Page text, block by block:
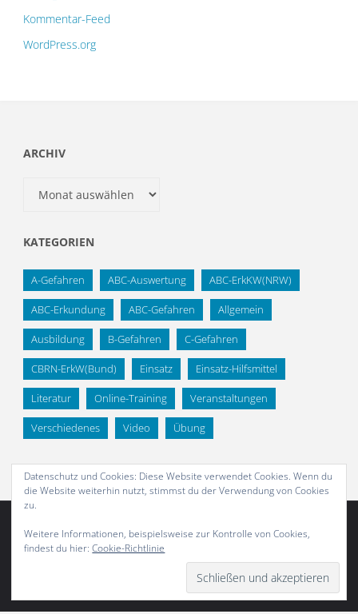
Kommentar-Feed
WordPress.org
ARCHIV
KATEGORIEN
A-Gefahren ABC-Auswertung ABC-ErkKW(NRW)
ABC-Erkundung ABC-Gefahren Allgemein
Ausbildung B-Gefahren C-Gefahren
CBRN-ErkW(Bund) Einsatz Einsatz-Hilfsmittel
Literatur Online-Training Veranstaltungen
Verschiedenes Video Übung
Fluida&WordPress.Abonnieren
Datenschutz und Cookies: Diese Website verwendet Cookies. Wenn du
die Website weiterhin nutzt, stimmst du der Verwendung von Cookies
zu.
Weitere Informationen, beispielsweise zur Kontrolle von Cookies,
findest du hier:Cookie-Richtlinie